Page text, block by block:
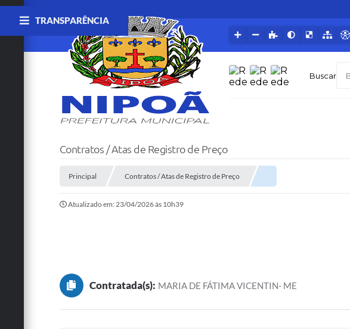
Buscar
TRANSPARÊNCIA
Contratos / Atas de Registro de Preço
Principal Contratos / Atas de Registro de Preço
Atualizado em: 23/04/2026 às 10h39
Contratada(s): MARIA DE FÁTIMA VICENTIN- ME